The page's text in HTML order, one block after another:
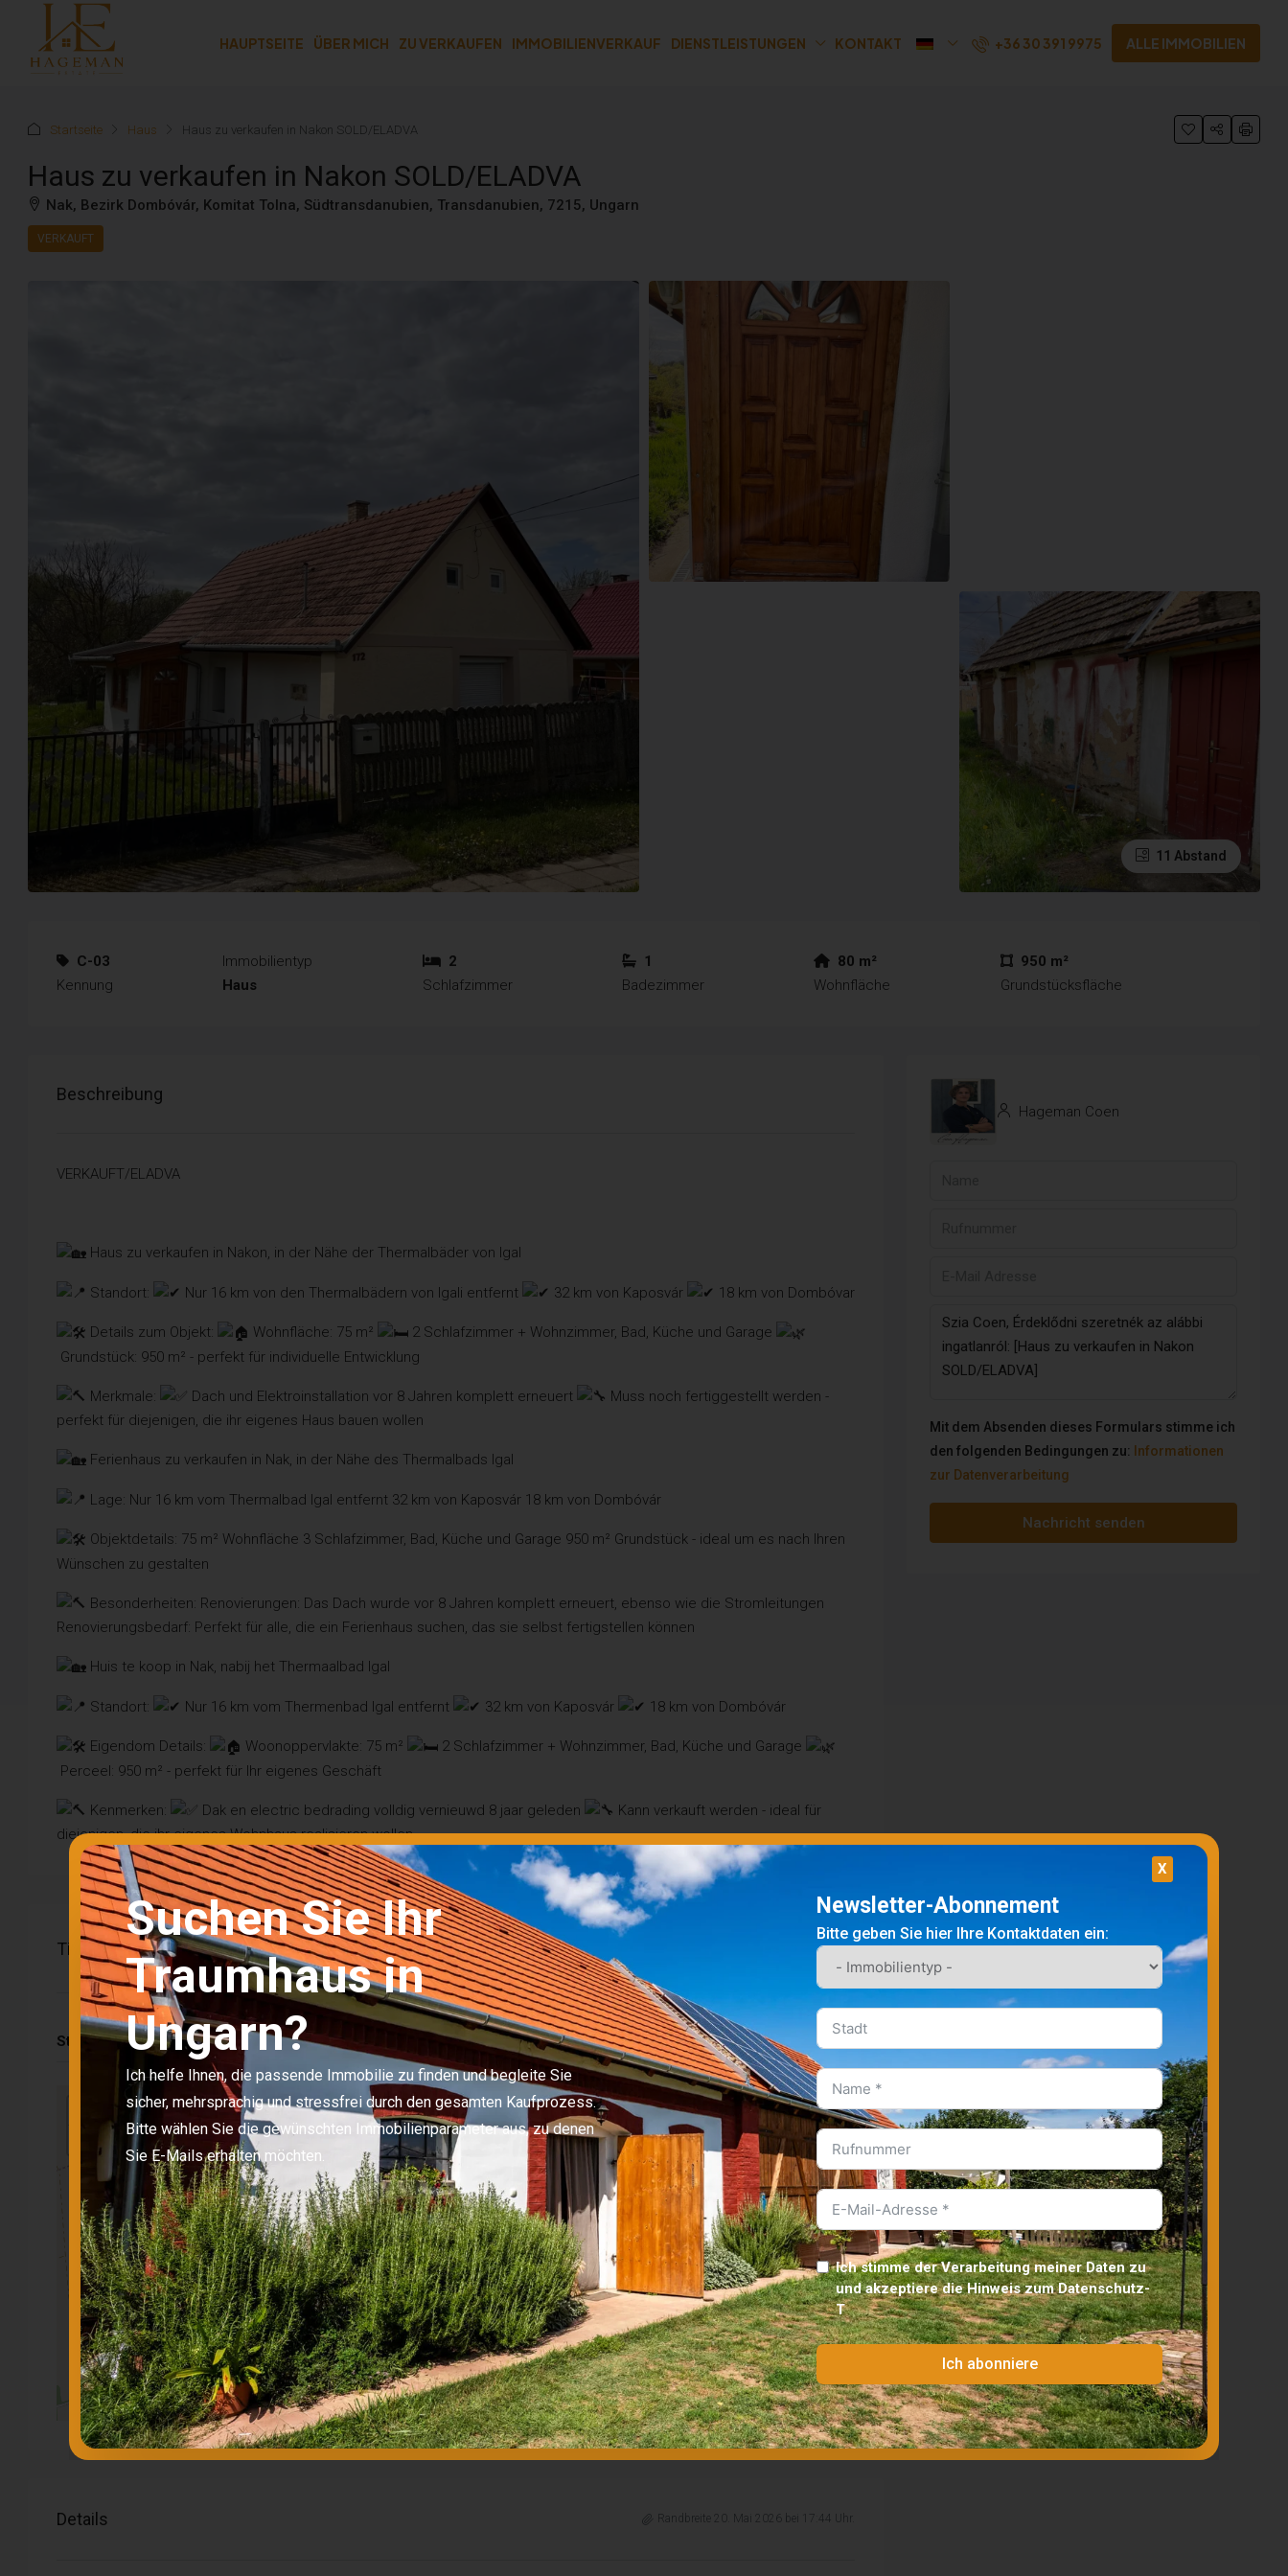
HAUPTSEITE ÜBER MICH ZU VERKAUFEN IMMOBILIENVERKAUF DIENSTLEISTUNGEN KONTAKT +36 30 391 9975 ALLE IMMOBILIEN
Startseite Haus Haus zu verkaufen in Nakon SOLD/ELADVA
Haus zu verkaufen in Nakon SOLD/ELADVA
Nak, Bezirk Dombóvár, Komitat Tolna, Südtransdanubien, Transdanubien, 7215, Ungarn
VERKAUFT
11 Abstand
C-03
Kennung
Immobilientyp
Haus
2
Schlafzimmer
1
Badezimmer
80 m²
Wohnfläche
950 m²
Grundstücksfläche
Beschreibung
VERKAUFT/ELADVA
Haus zu verkaufen in Nakon, in der Nähe der Thermalbäder von Igal
Standort: Nur 16 km von den Thermalbädern von Igali entfernt 32 km von Kaposvár 18 km von Dombóvar
Details zum Objekt: Wohnfläche: 75 m²
2 Schlafzimmer + Wohnzimmer, Bad, Küche und Garage
Grundstück: 950 m² - perfekt für individuelle Entwicklung
Merkmale: Dach und Elektroinstallation vor 8 Jahren komplett erneuert
Muss noch fertiggestellt werden -
perfekt für diejenigen, die ihr eigenes Haus bauen wollen
Ferienhaus zu verkaufen in Nak, in der Nähe des Thermalbads Igal
Lage: Nur 16 km vom Thermalbad Igal entfernt 32 km von Kaposvár 18 km von Dombóvár
Objektdetails: 75 m² Wohnfläche 3 Schlafzimmer, Bad, Küche und Garage 950 m² Grundstück - ideal um es nach Ihren
Wünschen zu gestalten
Besonderheiten: Renovierungen: Das Dach wurde vor 8 Jahren komplett erneuert, ebenso wie die Stromleitungen
Renovierungsbedarf: Perfekt für alle, die ein Ferienhaus suchen, das sie selbst fertigstellen können
Huis te koop in Nak, nabij het Thermaalbad Igal
Standort: Nur 16 km vom Thermenbad Igal entfernt 32 km von Kaposvár 18 km von Dombóvár
Eigendom Details: Woonoppervlakte: 75 m²
2 Schlafzimmer + Wohnzimmer, Bad, Küche und Garage
Perceel: 950 m² - perfekt für Ihr eigenes Geschäft
Kenmerken: Dak en electric bedrading volldig vernieuwd 8 jaar geleden
Kann verkauft werden - ideal für
diejenigen, die ihr eigenes Wohnhaus realisieren wollen
Titel In Google Maps öffnen
Stadt: Nak County: Ungarn
Leaflet|©OpenStreetMapcontributors
Details Randbreite 20. Mai 2026 bei 17:44 Uhr.
Hageman Coen
Mit dem Absenden dieses Formulars stimme ich
den folgenden Bedingungen zu:
Informationen
zur Datenverarbeitung
Nachricht senden
Suchen Sie Ihr
Traumhaus in
Ungarn?
Ich helfe Ihnen, die passende Immobilie zu finden und begleite Sie
sicher, mehrsprachig und stressfrei durch den gesamten Kaufprozess.
Bitte wählen Sie die gewünschten Immobilienparameter aus, zu denen
Sie E-Mails erhalten möchten.
X
Newsletter-Abonnement
Bitte geben Sie hier Ihre Kontaktdaten ein:
Ich stimme der Verarbeitung meiner Daten zu
und akzeptiere dieHinweis zum Datenschutz-
T
Ich abonniere